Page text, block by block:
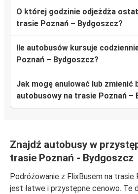
O której godzinie odjeżdża
trasie Poznań – Bydgoszcz?
Ile autobusów kursuje
Poznań – Bydgoszcz?
Jak mogę anulować lub zmienić
autobusowy na trasie Poznań –
Znajdź autobusy w
trasie Poznań - Bydgoszcz
Podróżowanie z FlixBusem na trasie
jest łatwe i przystępne cenowo. Te